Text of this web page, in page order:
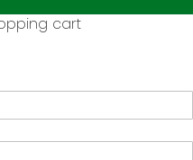
cart